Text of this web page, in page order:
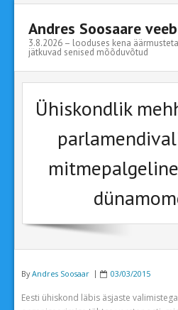
Andres Soosaare veeb
3.8.2026 – looduses kena
jätkuvad senised mõõduvõtud
Esileht
CV
Ühiskondlik
ByAndres Soosaar 03/03/2015
Eesti ühiskond läbis äsjaste